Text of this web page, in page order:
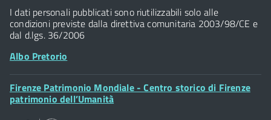
P.IVA 01307110484
Posta Elettronica Certificata
I dati personali pubblicati sono riutilizzabili solo alle
condizioni previste dalla direttiva comunitaria 2003/98/CE e
dal d.lgs. 36/2006
Albo Pretorio
Footer
Widget
Firenze Patrimonio Mondiale - Centro storico di Firenze
patrimonio dell’Umanità